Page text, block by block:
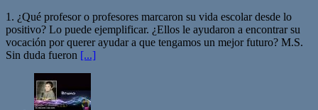
1. ¿Qué profesor o profesores marcaron su vida escolar desde lo
positivo? Lo puede ejemplificar. ¿Ellos le ayudaron a encontrar su
vocación por querer ayudar a que tengamos un mejor futuro? M.S.
Sin duda fueron [...]